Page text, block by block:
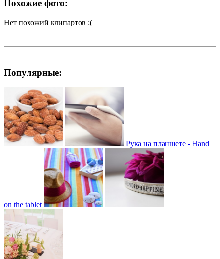
Похожие фото:
Нет похожий клипартов :(
Популярные:
Рука на планшете - Hand
on the tablet